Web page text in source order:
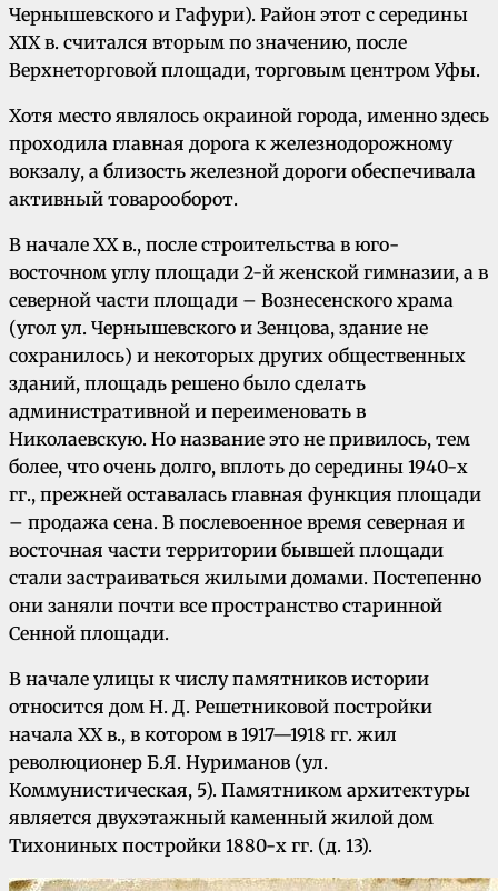
Чернышевского и Гафури). Район этот с середины
XIX в. считался вторым по значению, после
Верхнеторговой площади, торговым центром Уфы.
Хотя место являлось окраиной города, именно здесь
проходила главная дорога к железнодорожному
вокзалу, а близость железной дороги обеспечивала
активный товарооборот.
В начале XX в., после строительства в юго-
восточном углу площади 2-й женской гимназии, а в
северной части площади – Вознесенского храма
(угол ул. Чернышевского и Зенцова, здание не
сохранилось) и некоторых других общественных
зданий, площадь решено было сделать
административной и переименовать в
Николаевскую. Но название это не привилось, тем
более, что очень долго, вплоть до середины 1940-х
гг., прежней оставалась главная функция площади
– продажа сена. В послевоенное время северная и
восточная части территории бывшей площади
стали застраиваться жилыми домами. Постепенно
они заняли почти все пространство старинной
Сенной площади.
В начале улицы к числу памятников истории
относится дом Н. Д. Решетниковой постройки
начала XX в., в котором в 1917—1918 гг. жил
революционер Б.Я. Нуриманов (ул.
Коммунистическая, 5). Памятником архитектуры
является двухэтажный каменный жилой дом
Тихониных постройки 1880-х гг. (д. 13).